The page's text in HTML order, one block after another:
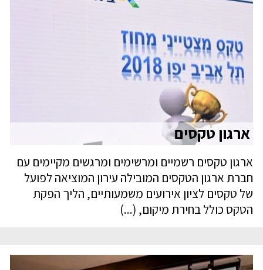
ארגון טקסים
ארגון טקסים רשמיים ומרשימים ומרגשים מקיימים עם
חברת ארגון הטקסים המובילה עירון המוציאה לפועל
של טקסים לציון אירועים משמעותיים, הליך הפקת
הטקס כולל בחירת מיקום, (...)